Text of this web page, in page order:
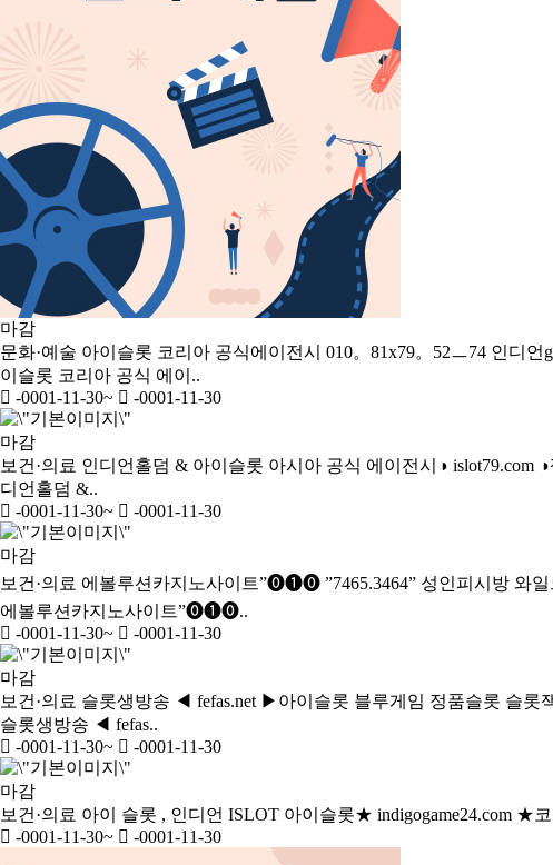
마감
문화·예술 아이슬롯 코리아 공식에이전시 010。81x79。52ㅡ74 인디언
이슬롯 코리아 공식 에이..
-0001-11-30~ -0001-11-30
마감
보건·의료 인디언홀덤 & 아이슬롯 아시아 공식 에이전시◑ islot79.com
디언홀덤 &..
-0001-11-30~ -0001-11-30
마감
보건·의료 에볼루션카­지노사이트”⓿❶⓿ ”7465.3464” 성인피시방 와
에볼루션카­지노사이트”⓿❶⓿..
-0001-11-30~ -0001-11-30
마감
보건·의료 슬롯생방송 ◀ fefas.net ▶아이슬롯 블루게임 정품슬롯 슬롯
슬롯생방송 ◀ fefas..
-0001-11-30~ -0001-11-30
마감
보건·의료 아이 슬롯 , 인디언 ISLOT 아이슬롯★ indigogame24.com ★
-0001-11-30~ -0001-11-30